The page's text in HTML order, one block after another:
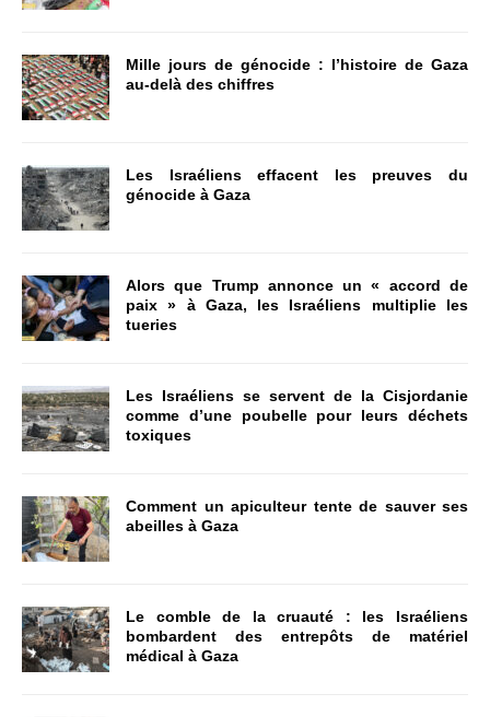
Mille jours de génocide : l’histoire de Gaza
au-delà des chiffres
Les Israéliens effacent les preuves du
génocide à Gaza
Alors que Trump annonce un « accord de
paix » à Gaza, les Israéliens multiplie les
tueries
Les Israéliens se servent de la Cisjordanie
comme d’une poubelle pour leurs déchets
toxiques
Comment un apiculteur tente de sauver ses
abeilles à Gaza
Le comble de la cruauté : les Israéliens
bombardent des entrepôts de matériel
médical à Gaza